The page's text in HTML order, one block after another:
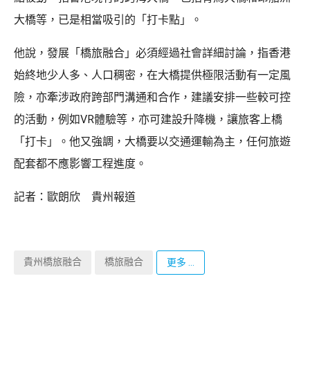
大橋等，已是相當吸引的「打卡點」。
他說，發展「橋旅融合」必須經過社會詳細討論，指香港
始終地少人多、人口稠密，在大橋提供極限活動有一定風
險，亦牽涉政府跨部門溝通和合作，建議安排一些較可控
的活動，例如VR體驗等，亦可建設升降機，讓旅客上橋
「打卡」。他又強調，大橋要以交通運輸為主，任何旅遊
配套都不應影響工程進度。
記者：歐朗欣 貴州報道
貴州橋旅融合 橋旅融合 更多 ...